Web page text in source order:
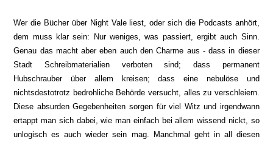
Wer die Bücher über Night Vale liest, oder sich die Podcasts anhört,
dem muss klarsein: Nur weniges, was passiert, ergibt auch Sinn.
Genau das macht aber eben auch den Charme aus - dass in dieser
Stadt Schreibmaterialien verboten sind; dass permanent
Hubschrauber über allem
kreisen; dass eine nebulöse und
nichtsdestotrotz bedrohliche Behörde versucht, alles zu verschleiern.
Diese absurden Gegebenheiten sorgen für viel Witz und irgendwann
ertappt man sich dabei, wie man einfach bei allem wissend nickt, so
unlogisch es auch wieder sein mag. Manchmal geht in all diesen